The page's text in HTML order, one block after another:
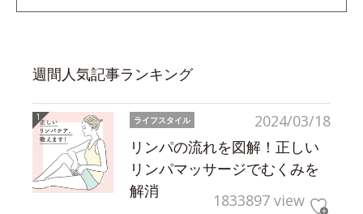
週間人気記事ランキング
2024/03/18
ライフスタイル
リンパの流れを図解！正しい
リンパマッサージでむくみを
解消
1833897 view